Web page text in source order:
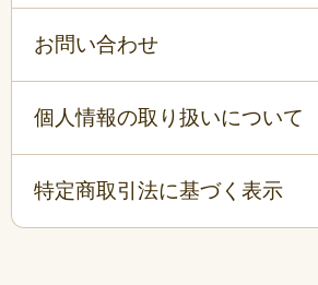
お問い合わせ
個人情報の取り扱いについて
特定商取引法に基づく表示